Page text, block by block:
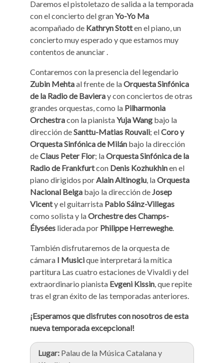
Daremos el pistoletazo de salida a la temporada
con el concierto del granYo-Yo Ma
acompañado de Kathryn Stotten el piano, un
concierto muy esperado y que estamos muy
contentos de anunciar .
Contaremos con la presencia del legendario
Zubin Mehtaal frente de laOrquesta Sinfónica
de la Radio de Bavieray con conciertos de otras
grandes orquestas, como la Pilharmonia
Orchestracon la pianistaYuja Wang bajo la
dirección deSanttu-Matias Rouvali; elCoro y
Orquesta Sinfónica de Milán bajo la dirección
deClaus Peter Flor; laOrquesta Sinfónica de la
Radio de Frankfurtcon Denis Kozhukhinen el
piano dirigidos porAlain Altinoglu, laOrquesta
Nacional Belga bajo la dirección deJosep
Vicenty el guitarrista Pablo Sáinz-Villegas
como solista y laOrchestre des Champs-
Élysées liderada por Philippe Herreweghe.
También disfrutaremos de la orquesta de
cámara I Musicique interpretará la mítica
partitura Las cuatro estaciones de Vivaldi y del
extraordinario pianista Evgeni Kissin, que repite
tras el gran éxito de las temporadas anteriores.
¡Esperamos que disfrutes con nosotros de esta
nueva temporada excepcional!
Lugar: Palau de la Música Catalana y